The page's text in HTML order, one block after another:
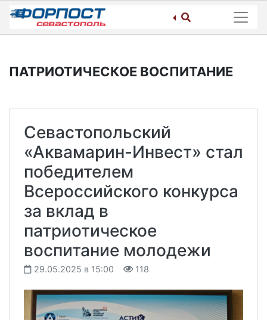
Skip
content
ПАТРИОТИЧЕСКОЕ ВОСПИТАНИЕ
Севастопольский
«Аквамарин-Инвест» стал
победителем
Всероссийского конкурса
за вклад в
патриотическое
воспитание молодежи
29.05.2025 в 15:00 118